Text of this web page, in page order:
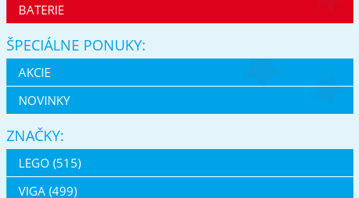
BATERIE
ŠPECIÁLNE PONUKY:
AKCIE
NOVINKY
ZNAČKY:
LEGO (515)
VIGA (499)